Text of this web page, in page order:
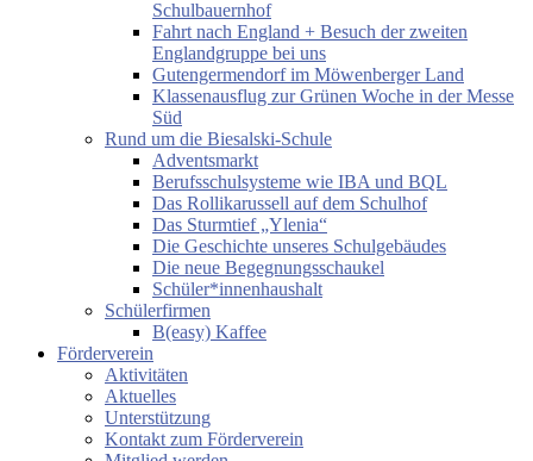
Schulbauernhof
Fahrt nach England + Besuch der zweiten
Englandgruppe bei uns
Gutengermendorf im Möwenberger Land
Klassenausflug zur Grünen Woche in der Messe
Süd
Rund um die Biesalski-Schule
Adventsmarkt
Berufsschulsysteme wie IBA und BQL
Das Rollikarussell auf dem Schulhof
Das Sturmtief „Ylenia“
Die Geschichte unseres Schulgebäudes
Die neue Begegnungsschaukel
Schüler*innenhaushalt
Schülerfirmen
B(easy) Kaffee
Förderverein
Aktivitäten
Aktuelles
Unterstützung
Kontakt zum Förderverein